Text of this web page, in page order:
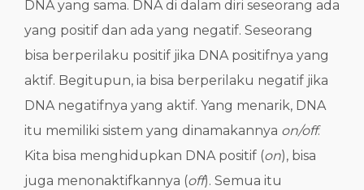
DNA yang sama. DNA di dalam diri seseorang ada
yang positif dan ada yang negatif. Seseorang
bisa berperilaku positif jika DNA positifnya yang
aktif. Begitupun, ia bisa berperilaku negatif jika
DNA negatifnya yang aktif. Yang menarik, DNA
itu memiliki sistem yang dinamakannya on/off.
Kita bisa menghidupkan DNA positif (on), bisa
juga menonaktifkannya (off). Semua itu